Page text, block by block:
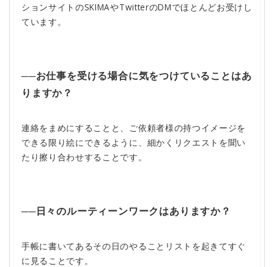
ションサイトのSKIMAやTwitterのDMでほとんどお受けし
ています。
──お仕事を受ける場合に気をつけていることはあ
りますか？
連絡をまめにすることと、ご依頼者様の持つイメージを
できる限り絵にできるように、細かくリクエストを聞い
たり擦り合わせすることです。
──日々のルーティーンワークはありますか？
手帳に書いてあるその日のやることリストを起きてすぐ
に見ることです。